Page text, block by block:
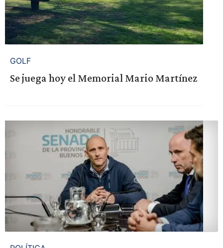
GOLF
Se juega hoy el Memorial Mario Martínez